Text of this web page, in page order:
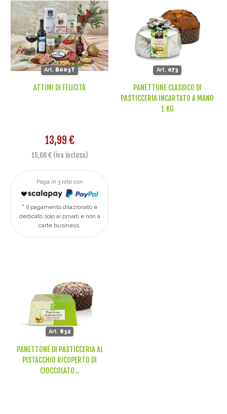
Art. B003T
ATTIMI DI FELICITÀ
13,99 €
15,66 € (iva inclusa)
Paga in 3 rate con
Il pagamento dilazionato è
dedicato solo ai privati e non a
carte business.
Art. 073
PANETTONE CLASSICO DI
PASTICCERIA INCARTATO A MANO
1 KG
Art. 832
PANETTONE DI PASTICCERIA AL
PISTACCHIO RICOPERTO DI
CIOCCOLATO...